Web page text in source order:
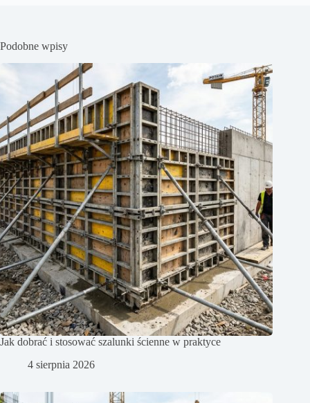
Podobne wpisy
Jak dobrać i stosować szalunki ścienne w praktyce
4 sierpnia 2026